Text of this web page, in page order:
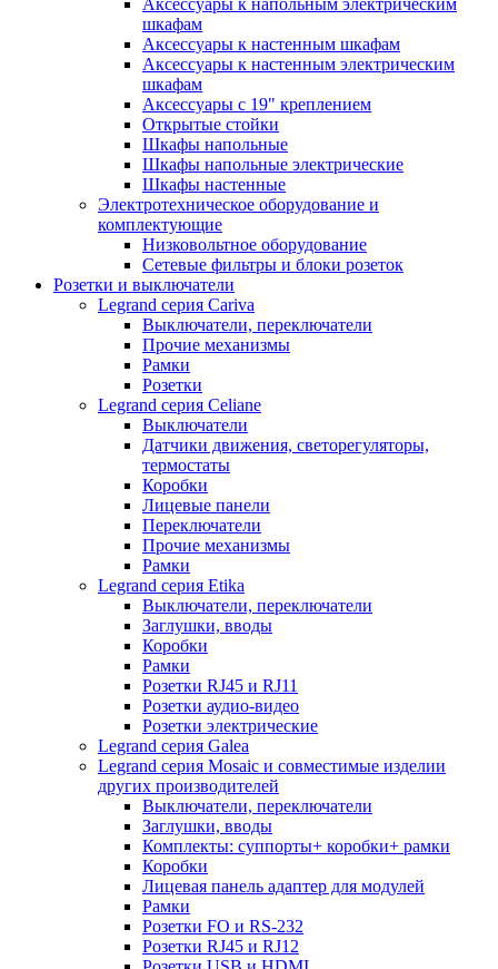
шкафам
Аксессуары к настенным шкафам
Аксессуары к настенным электрическим
шкафам
Аксессуары с 19" креплением
Открытые стойки
Шкафы напольные
Шкафы напольные электрические
Шкафы настенные
Электротехническое оборудование и
комплектующие
Низковольтное оборудование
Сетевые фильтры и блоки розеток
Розетки и выключатели
Legrand серия Cariva
Выключатели, переключатели
Прочие механизмы
Рамки
Розетки
Legrand серия Celiane
Выключатели
Датчики движения, светорегуляторы,
термостаты
Коробки
Лицевые панели
Переключатели
Прочие механизмы
Рамки
Legrand серия Etika
Выключатели, переключатели
Заглушки, вводы
Коробки
Рамки
Розетки RJ45 и RJ11
Розетки аудио-видео
Розетки электрические
Legrand серия Galea
Legrand серия Mosaic и совместимые изделии
других производителей
Выключатели, переключатели
Заглушки, вводы
Комплекты: суппорты+ коробки+ рамки
Коробки
Лицевая панель адаптер для модулей
Рамки
Розетки FO и RS-232
Розетки RJ45 и RJ12